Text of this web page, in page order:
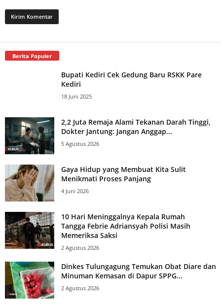
Berita Populer
Bupati Kediri Cek Gedung Baru RSKK Pare
Kediri
18 Juni 2025
2,2 Juta Remaja Alami Tekanan Darah Tinggi,
Dokter Jantung: Jangan Anggap...
5 Agustus 2026
Gaya Hidup yang Membuat Kita Sulit
Menikmati Proses Panjang
4 Juni 2026
10 Hari Meninggalnya Kepala Rumah
Tangga Febrie Adriansyah Polisi Masih
Memeriksa Saksi
2 Agustus 2026
Dinkes Tulungagung Temukan Obat Diare dan
Minuman Kemasan di Dapur SPPG...
2 Agustus 2026